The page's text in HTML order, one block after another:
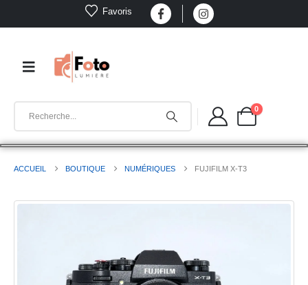
Favoris
0
ACCUEIL BOUTIQUE NUMÉRIQUES FUJIFILM X-T3